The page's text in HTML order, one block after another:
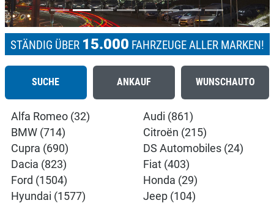
STÄNDIG ÜBER 15.000 FAHRZEUGE ALLER MARKEN!
SUCHE ANKAUF WUNSCHAUTO
Alfa Romeo (32)
Audi (861)
BMW (714)
Citroën (215)
Cupra (690)
DS Automobiles (24)
Dacia (823)
Fiat (403)
Ford (1504)
Honda (29)
Hyundai (1577)
Jeep (104)